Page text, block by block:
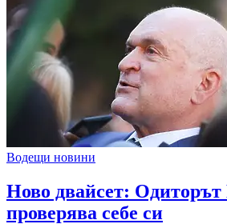
Водещи новини
Ново двайсет: Одиторът
проверява себе си